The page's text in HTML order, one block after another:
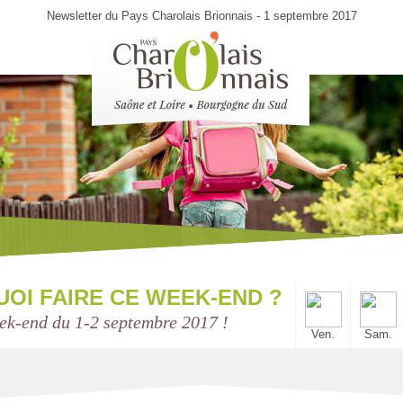
Newsletter du Pays Charolais Brionnais - 1 septembre 2017
FAIRE CE WEEK-END ?
Ven. Sam.
end du 1-2 septembre 2017 !